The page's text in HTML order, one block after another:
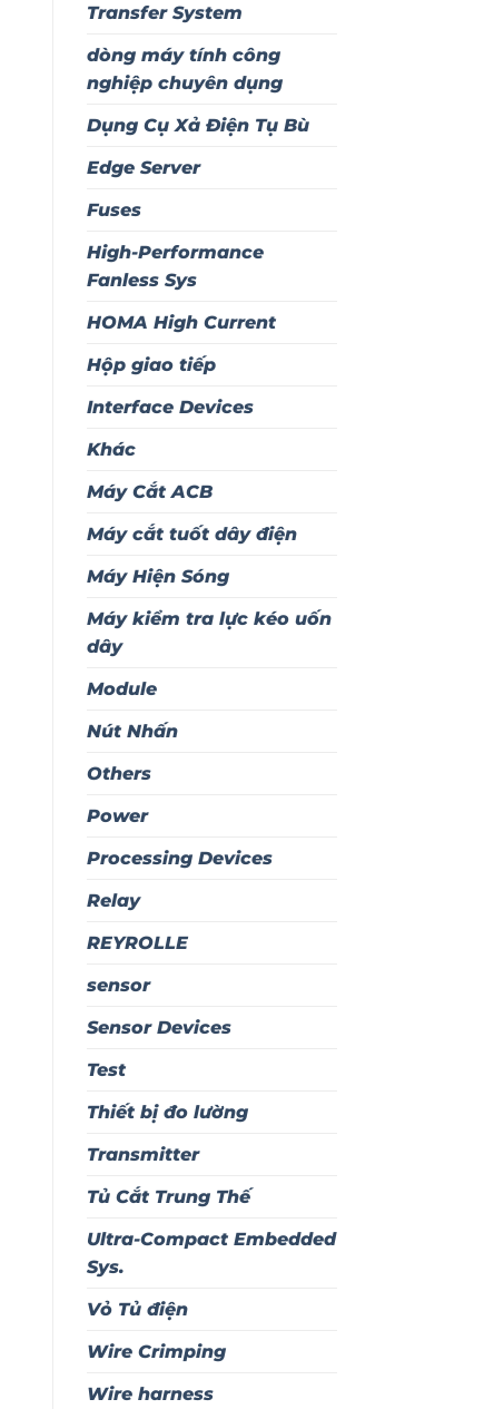
Transfer System
dòng máy tính công
nghiệp chuyên dụng
Dụng Cụ Xả Điện Tụ Bù
Edge Server
Fuses
High-Performance
Fanless Sys
HOMA High Current
Hộp giao tiếp
Interface Devices
Khác
Máy Cắt ACB
Máy cắt tuốt dây điện
Máy Hiện Sóng
Máy kiểm tra lực kéo uốn
dây
Module
Nút Nhấn
Others
Power
Processing Devices
Relay
REYROLLE
sensor
Sensor Devices
Test
Thiết bị đo lường
Transmitter
Tủ Cắt Trung Thế
Ultra-Compact Embedded
Sys.
Vỏ Tủ điện
Wire Crimping
Wire harness